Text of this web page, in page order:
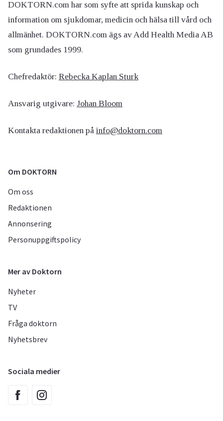
DOKTORN.com har som syfte att sprida kunskap och
information om sjukdomar, medicin och hälsa till vård och
allmänhet. DOKTORN.com ägs av Add Health Media AB
som grundades 1999.
Chefredaktör: Rebecka Kaplan Sturk
Ansvarig utgivare: Johan Bloom
Kontakta redaktionen på info@doktorn.com
Om DOKTORN
Om oss
Redaktionen
Annonsering
Personuppgiftspolicy
Mer av Doktorn
Nyheter
TV
Fråga doktorn
Nyhetsbrev
Sociala medier